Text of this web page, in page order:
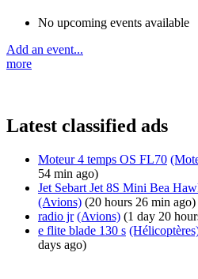
No upcoming events available
Add an event...
more
Latest classified ads
Moteur 4 temps OS FL70
54 min ago)
Jet Sebart Jet 8S Mini Bea
(Avions) (20 hours 26 min ago)
radio jr (Avions) (1 day 20
e flite blade 130 s
days ago)